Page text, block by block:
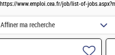
https://www.emploi.cea.fr/job/list-of-
Affiner ma recherche